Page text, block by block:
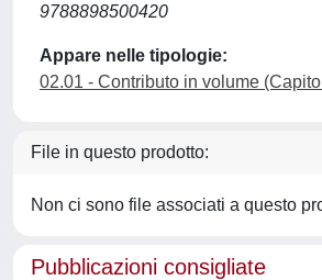
9788898500420
Appare nelle tipologie:
02.01 - Contributo in volume
File in questo prodotto:
Non ci sono file associati a questo
Pubblicazioni consigliate